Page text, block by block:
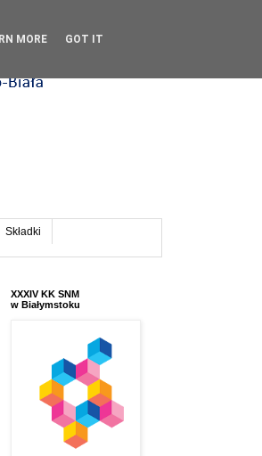
Składki
XXXIV KK SNM
w Białymstoku
MORE GOT IT